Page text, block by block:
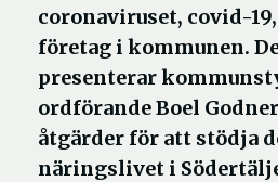
coronaviruset, covid-
företag i kommunen.
presenterar
ordförande Boel
åtgärder för att stödja
näringslivet i